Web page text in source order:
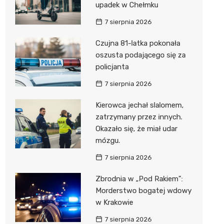
upadek w Chełmku
7 sierpnia 2026
Czujna 81-latka pokonała
oszusta podającego się za
policjanta
7 sierpnia 2026
Kierowca jechał slalomem,
zatrzymany przez innych.
Okazało się, że miał udar
mózgu.
7 sierpnia 2026
Zbrodnia w „Pod Rakiem”:
Morderstwo bogatej wdowy
w Krakowie
7 sierpnia 2026